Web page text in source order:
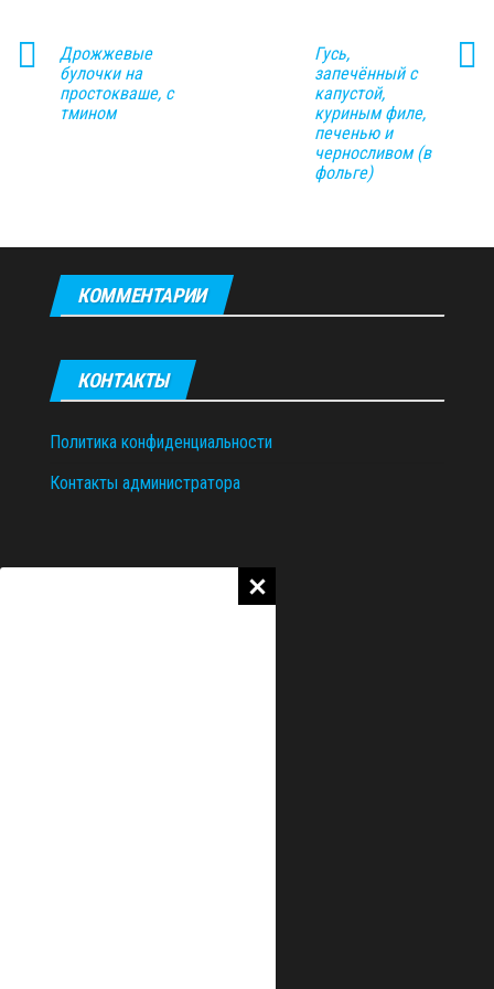
Дрожжевые
булочки на
простокваше, с
тмином
Гусь,
запечённый с
капустой,
куриным филе,
печенью и
черносливом (в
фольге)
КОММЕНТАРИИ
КОНТАКТЫ
Политика конфиденциальности
Контакты администратора